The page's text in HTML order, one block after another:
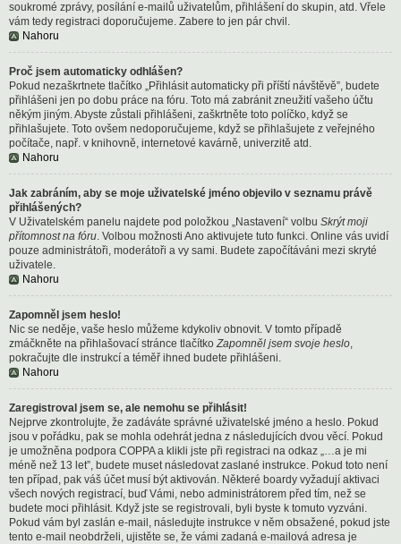
soukromé zprávy, posílání e-mailů uživatelům, přihlášení do skupin, atd. Vřele
vám tedy registraci doporučujeme. Zabere to jen pár chvil.
Nahoru
Proč jsem automaticky odhlášen?
Pokud nezaškrtnete tlačítko „Přihlásit automaticky při příští návštěvě”, budete
přihlášeni jen po dobu práce na fóru. Toto má zabránit zneužití vašeho účtu
někým jiným. Abyste zůstali přihlášeni, zaškrtněte toto políčko, když se
přihlašujete. Toto ovšem nedoporučujeme, když se přihlašujete z veřejného
počítače, např. v knihovně, internetové kavárně, univerzitě atd.
Nahoru
Jak zabráním, aby se moje uživatelské jméno objevilo v seznamu právě
přihlášených?
V Uživatelském panelu najdete pod položkou „Nastavení“ volbu Skrýt moji
přítomnost na fóru. Volbou možnosti Ano aktivujete tuto funkci. Online vás uvidí
pouze administrátoři, moderátoři a vy sami. Budete započítáváni mezi skryté
uživatele.
Nahoru
Zapomněl jsem heslo!
Nic se neděje, vaše heslo můžeme kdykoliv obnovit. V tomto případě
zmáčkněte na přihlašovací stránce tlačítkoZapomněl jsem svoje heslo,
pokračujte dle instrukcí a téměř ihned budete přihlášeni.
Nahoru
Zaregistroval jsem se, ale nemohu se přihlásit!
Nejprve zkontrolujte, že zadáváte správné uživatelské jméno a heslo. Pokud
jsou v pořádku, pak se mohla odehrát jedna z následujících dvou věcí. Pokud
je umožněna podpora COPPA a klikli jste při registraci na odkaz „…a je mi
méně než 13 let”, budete muset následovat zaslané instrukce. Pokud toto není
ten případ, pak váš účet musí být aktivován. Některé boardy vyžadují aktivaci
všech nových registrací, buď Vámi, nebo administrátorem před tím, než se
budete moci přihlásit. Když jste se registrovali, byli byste k tomuto vyzváni.
Pokud vám byl zaslán e-mail, následujte instrukce v něm obsažené, pokud jste
tento e-mail neobdrželi, ujistěte se, že vámi zadaná e-mailová adresa je